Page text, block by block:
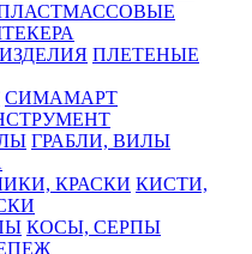
ПЛЕТЕНЫЕ
СИМАМАРТ
ГРАБЛИ, ВИЛЫ
КИСТИ,
КОСЫ, СЕРПЫ